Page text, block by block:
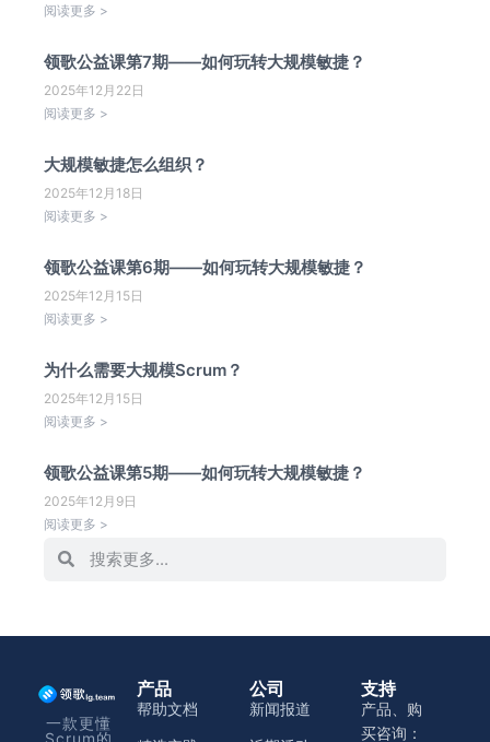
阅读更多 >
领歌公益课第7期——如何玩转大规模敏捷？
2025年12月22日
阅读更多 >
大规模敏捷怎么组织？
2025年12月18日
阅读更多 >
领歌公益课第6期——如何玩转大规模敏捷？
2025年12月15日
阅读更多 >
为什么需要大规模Scrum？
2025年12月15日
阅读更多 >
领歌公益课第5期——如何玩转大规模敏捷？
2025年12月9日
阅读更多 >
一款更懂
Scrum的
产品
帮助文档
公司
新闻报道
支持
产品、购
买咨询：